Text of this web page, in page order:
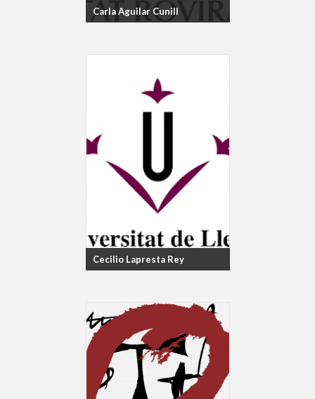
Carla Aguilar Cunill
Cecilio Lapresta Rey